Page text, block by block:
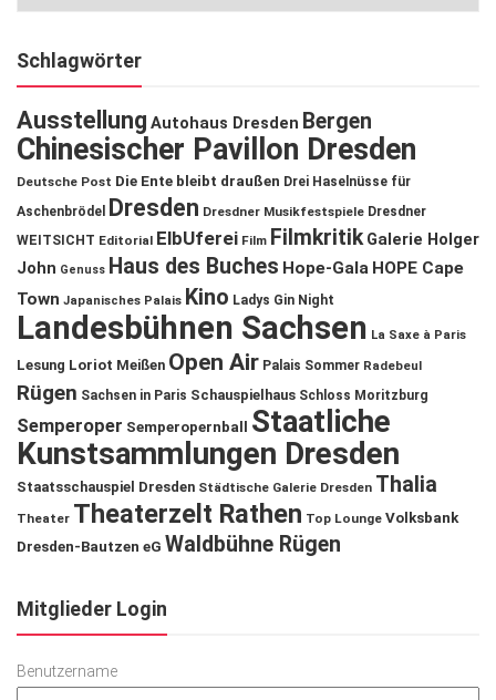
Schlagwörter
Ausstellung Autohaus Dresden Bergen
Chinesischer Pavillon Dresden
Deutsche Post Die Ente bleibt draußen Drei Haselnüsse für
Aschenbrödel
Dresden Dresdner Musikfestspiele Dresdner
WEITSICHT Editorial ElbUferei Film Filmkritik Galerie Holger
John Genuss Haus des Buches Hope-Gala HOPE Cape
Town Japanisches Palais Kino Ladys Gin Night
Landesbühnen Sachsen La Saxe à Paris
Lesung Loriot Meißen Open Air Palais Sommer Radebeul
Rügen Sachsen in Paris Schauspielhaus Schloss Moritzburg
Semperoper Semperopernball
Staatliche
Kunstsammlungen Dresden
Staatsschauspiel Dresden Städtische Galerie Dresden Thalia
Theater Theaterzelt Rathen Top Lounge Volksbank
Dresden-Bautzen eG Waldbühne Rügen
Mitglieder Login
Benutzername